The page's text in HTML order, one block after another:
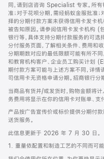
同，请到店咨询 Specialist 专家。所
准；对于花呗分期，需经蚂蚁金服批准
择的分期付款方案未获得信用卡发卡
被告知原因。请参阅信用卡发卡机构 (
银行等，具体支持分期付款服务的可
分付服务页面，了解相关条件、费用和
分期期数对应的最低限额可能有所不同
和教育机构客户、企业员工购买计划
期付款方案可能与上述方案不同，详情
司信用卡无资格申请分期。招商银行
当商品有货并/或发货时，购物金额将
务费用将显示在你的信用卡对账单、支
产品按广告宣传价或标价提供分期付
送货服务。
此信息更新于 2026 年 7 月 30 日。
1. 重量依配置和制造工艺的不同而可能